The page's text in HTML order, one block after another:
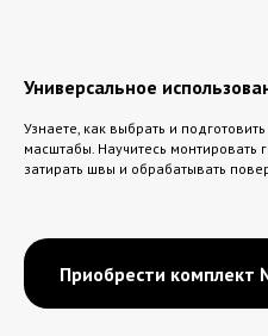
Универсальное
Узнаете, как выбрать и
масштабы. Научитесь монтировать
затирать швы и обрабатывать
Приобрести комплект